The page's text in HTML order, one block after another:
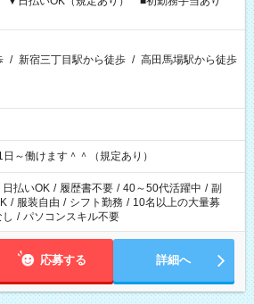
/ 新宿三丁目駅から徒歩 / 高田馬場駅から徒歩
～働けます＾＾（規定あり）
日払いOK / 履歴書不要 / 40～50代活躍中 / 副
/ 服装自由 / シフト勤務 / 10名以上の大量募
/ パソコンスキル不要
応募する 詳細へ